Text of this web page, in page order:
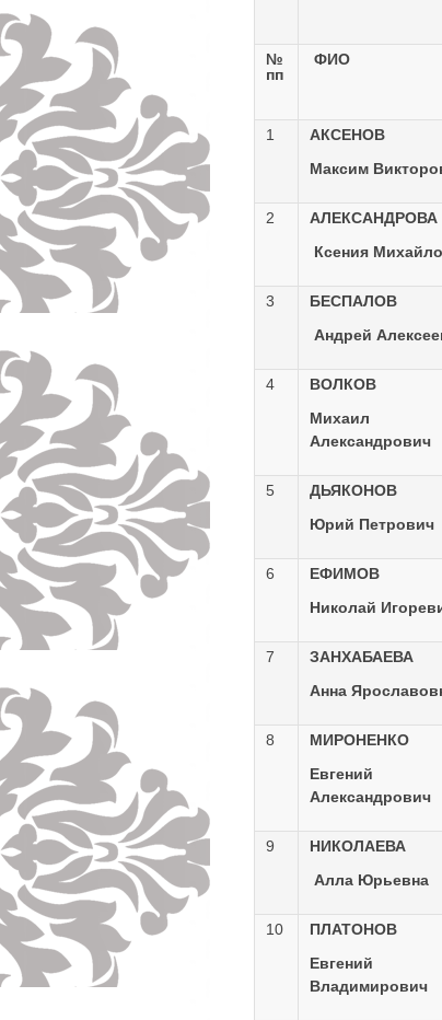
№
пп
ФИО
1
АКСЕНОВ
Максим
2
АЛЕКСАНДРОВА
Ксения
3
БЕСПАЛОВ
Андрей
4
ВОЛКОВ
Михаил
Александрович
5
ДЬЯКОНОВ
Юрий Петрович
6
ЕФИМОВ
Николай
7
ЗАНХАБАЕВА
Анна
8
МИРОНЕНКО
Евгений
Александрович
9
НИКОЛАЕВА
Алла Юрьевна
10
ПЛАТОНОВ
Евгений
Владимирович